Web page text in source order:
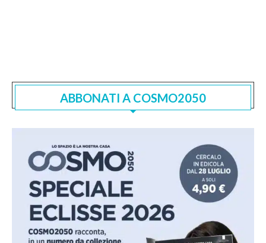
ABBONATI A COSMO2050